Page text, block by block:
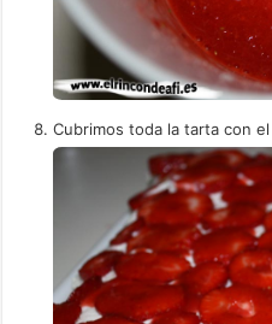
Cubrimos toda la tarta con